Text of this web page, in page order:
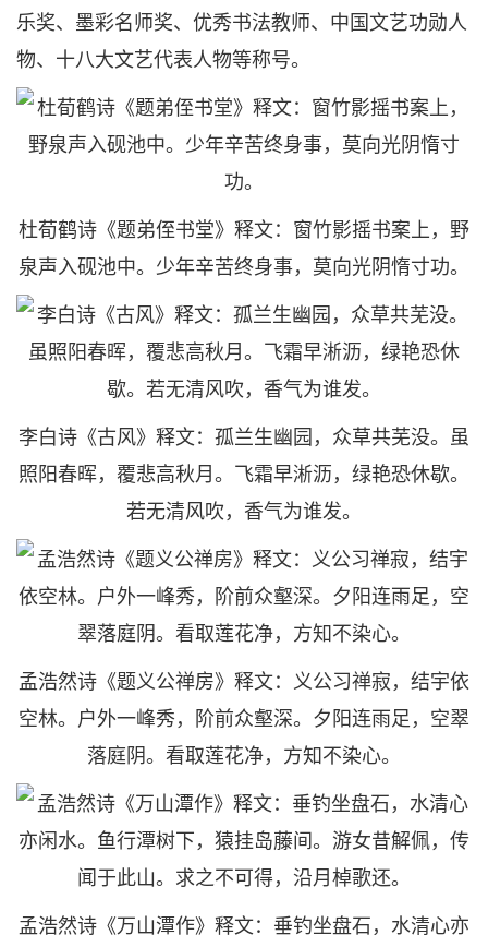
乐奖、墨彩名师奖、优秀书法教师、中国文艺功勋人
物、十八大文艺代表人物等称号。
杜荀鹤诗《题弟侄书堂》释文：窗竹影摇书案上，野
泉声入砚池中。少年辛苦终身事，莫向光阴惰寸功。
李白诗《古风》释文：孤兰生幽园，众草共芜没。虽
照阳春晖，覆悲高秋月。飞霜早淅沥，绿艳恐休歇。
若无清风吹，香气为谁发。
孟浩然诗《题义公禅房》释文：义公习禅寂，结宇依
空林。户外一峰秀，阶前众壑深。夕阳连雨足，空翠
落庭阴。看取莲花净，方知不染心。
孟浩然诗《万山潭作》释文：垂钓坐盘石，水清心亦